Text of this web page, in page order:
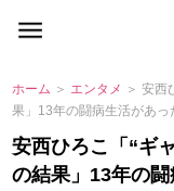
ホーム ＞ エンタメ ＞ 安西
果」13年の闘病生活があ
安西ひろこ「“ギ
の結果」13年の